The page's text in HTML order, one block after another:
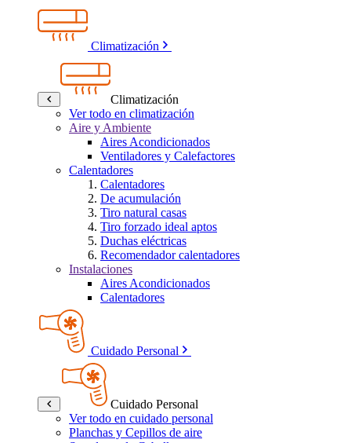
Climatización
Climatización
Ver todo en climatización
Aire y Ambiente
Aires Acondicionados
Ventiladores y Calefactores
Calentadores
Calentadores
De acumulación
Tiro natural casas
Tiro forzado ideal aptos
Duchas eléctricas
Recomendador calentadores
Instalaciones
Aires Acondicionados
Calentadores
Cuidado Personal
Cuidado Personal
Ver todo en cuidado personal
Planchas y Cepillos de aire